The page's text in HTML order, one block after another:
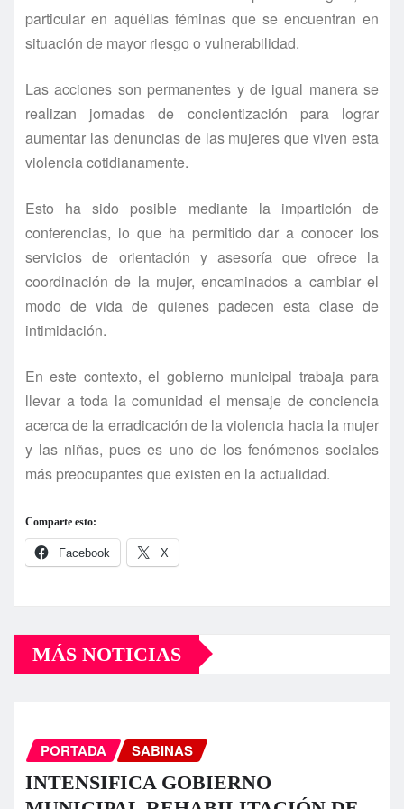
particular en aquéllas féminas que se encuentran en
situación de mayor riesgo o vulnerabilidad.
Las acciones son permanentes y de igual manera se
realizan jornadas de concientización para lograr
aumentar las denuncias de las mujeres que viven esta
violencia cotidianamente.
Esto ha sido posible mediante la impartición de
conferencias, lo que ha permitido dar a conocer los
servicios de orientación y asesorí­a que ofrece la
coordinación de la mujer, encaminados a cambiar el
modo de vida de quienes padecen esta clase de
intimidación.
En este contexto, el gobierno municipal trabaja para
llevar a toda la comunidad el mensaje de conciencia
acerca de la erradicación de la violencia hacia la mujer
y las niñas, pues es uno de los fenómenos sociales
más preocupantes que existen en la actualidad.
Comparte esto:
Facebook X
MÁS NOTICIAS
PORTADA SABINAS
INTENSIFICA GOBIERNO